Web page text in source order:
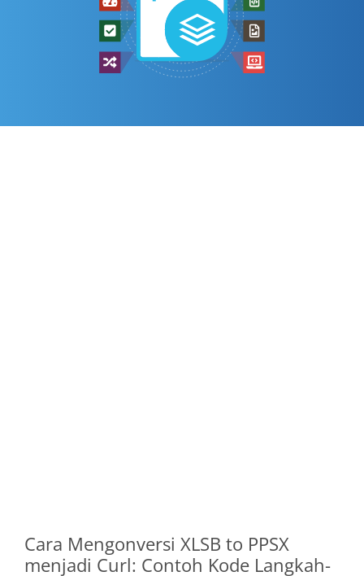
Cara Mengonversi XLSB to PPSX
menjadi Curl: Contoh Kode Langkah-